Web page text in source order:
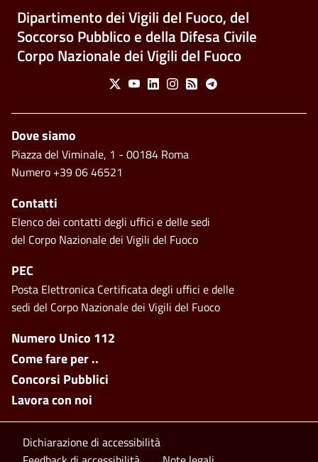
Dipartimento dei Vigili del Fuoco, del
Soccorso Pubblico e della Difesa Civile
Corpo Nazionale dei Vigili del Fuoco
Social Menu
X YoutubeLinkedinInstagram
Feed Telegram
Footer side menu
Numero Unico 112
Come fare per ..
Concorsi Pubblici
Lavora con noi
Piè di pagina
Dove siamo
Piazza del Viminale, 1 - 00184 Roma
Numero +39 06 46521
Contatti
Elenco dei contatti degli uffici e delle sedi
del Corpo Nazionale dei Vigili del Fuoco
PEC
Posta Elettronica Certificata degli uffici e delle
sedi del Corpo Nazionale dei Vigili del Fuoco
Footer bottom
Dichiarazione di accessibilità